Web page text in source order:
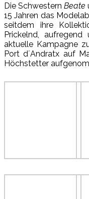
Die Schwestern Beate
15 Jahren das
seitdem ihre
Prickelnd,
aktuelle Kampagne
Port d´Andratx auf
Höchstetter